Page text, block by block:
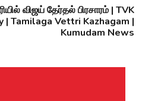
விஜய் தேர்தல் பிரசாரம் | TVK
| Tamilaga Vettri Kazhagam |
Kumudam News